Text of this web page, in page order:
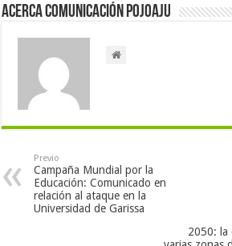
Acerca Comunicación Pojoaju
Previo
Campaña Mundial por la
Educación: Comunicado en
relación al ataque en la
Universidad de Garissa
2050: la